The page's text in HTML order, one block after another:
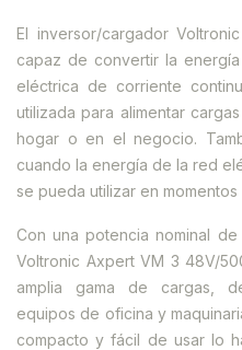
El inversor/cargador
capaz de convertir la
eléctrica de corriente
utilizada para alimentar
hogar o en el negocio.
cuando la energía de la red
se pueda utilizar en
Con una potencia nominal
Voltronic Axpert VM 3 48V/
amplia gama de cargas,
equipos de oficina y
compacto y fácil de usar lo